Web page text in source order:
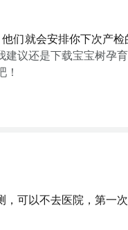
们就会安排你下次产检
建议还是下载宝宝树孕
！
，可以不去医院，第一